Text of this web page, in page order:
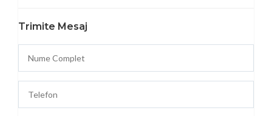
Trimite Mesaj